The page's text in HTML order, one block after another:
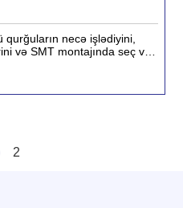
necə işlədiyini,
və SMT montajında ​​seç və
2